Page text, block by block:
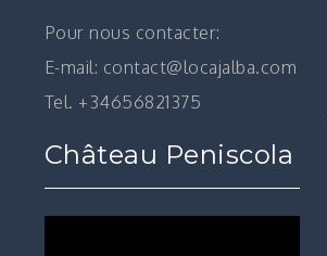
Pour nous contacter:
E-mail: contact@locajalba.com
Tel. +34656821375
Château Peniscola